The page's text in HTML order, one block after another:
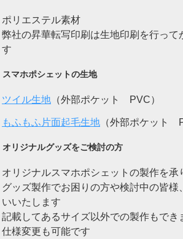
ポリエステル素材
弊社の昇華転写印刷は生地印刷を行って
す
スマホポシェットの生地
ツイル生地 （外部ポケット PVC）
もふもふ片面起毛生地 （外部ポケット
オリジナルグッズをご検討の方
オリジナルスマホポシェットの製作を承
グッズ製作でお困りの方や検討中の皆様
いいたします
記載してあるサイズ以外での製作もでき
仕様変更も可能です